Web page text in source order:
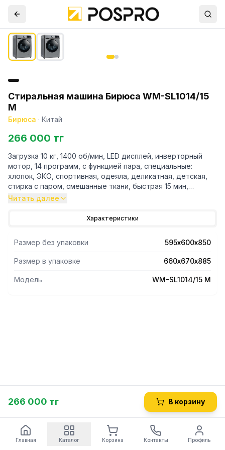
Стиральная машина Бирюса WM-SL1014/15
M
Бирюса · Китай
266 000 тг
Загрузка 10 кг, 1400 об/мин, LED дисплей, инверторный
мотор, 14 программ, с функцией пара, специальные:
хлопок, ЭКО, спортивная, одеяла, деликатная, детская,
стирка с паром, смешанные ткани, быстрая 15 мин,
быстрая 42 мин, синтетика, шерсть, предварительная
мой цикл; таймер отсрочки запуска до 24ч, выбор
полоскание, предотвращение сминания, дозагрузка
белья, уменьшение скорости отжима, класс
энергоэффективности А+++
Читать далее
Характеристики
Размер без упаковки 595х600х850
Размер в упаковке 660х670х885
Модель WM-SL1014/15 M
266 000 тг В корзину
Главная Каталог Корзина Контакты Профиль